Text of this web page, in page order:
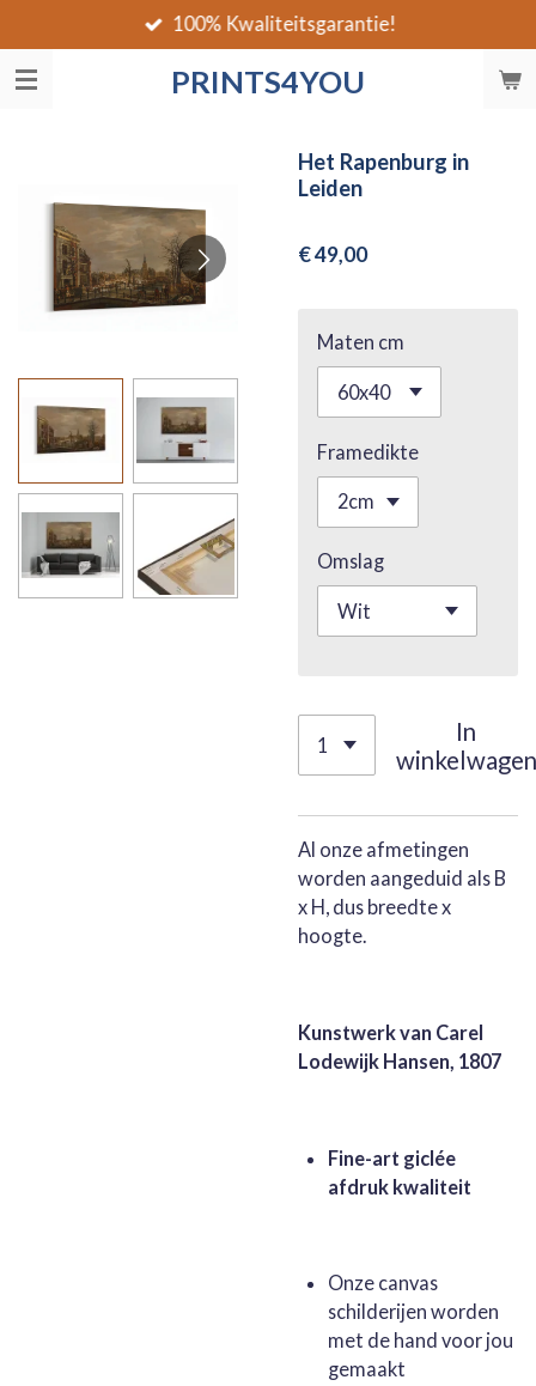
direct
naar
PRINTS4YOU
100% Kwaliteitsgarantie!
Het Rapenburg in
Leiden
€ 49,00
Maten cm
Framedikte
Omslag
In
winkelwagen
Al onze afmetingen
worden aangeduid als B
x H, dus breedte x
hoogte.
Kunstwerk van Carel
Lodewijk Hansen, 1807
Fine-art giclée
afdruk kwaliteit
Onze canvas
schilderijen worden
met de hand voor jou
gemaakt